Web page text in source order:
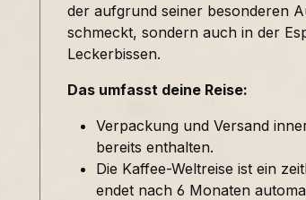
der aufgrund seiner besonderen
schmeckt, sondern auch in der
Leckerbissen.
Das umfasst deine Reise:
Verpackung und Versand
bereits enthalten.
Die Kaffee-Weltreise ist ein
endet nach 6 Monaten